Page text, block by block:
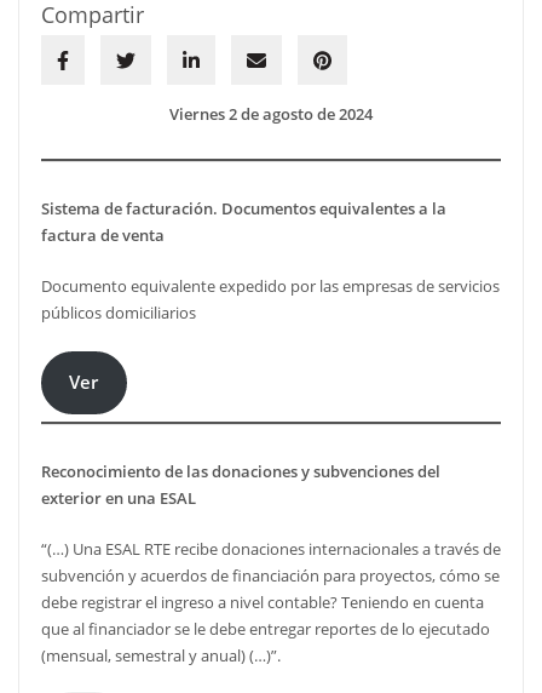
Compartir
Viernes 2 de agosto de 2024
Sistema de facturación. Documentos equivalentes a la
factura de venta
Documento equivalente expedido por las empresas de servicios
públicos domiciliarios
Ver
Reconocimiento de las donaciones y subvenciones del
exterior en una ESAL
“(…) Una ESAL RTE recibe donaciones internacionales a través de
subvención y acuerdos de financiación para proyectos, cómo se
debe registrar el ingreso a nivel contable? Teniendo en cuenta
que al financiador se le debe entregar reportes de lo ejecutado
(mensual, semestral y anual) (…)”.